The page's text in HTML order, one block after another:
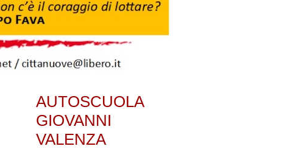
AUTOSCUOLA
GIOVANNI
VALENZA